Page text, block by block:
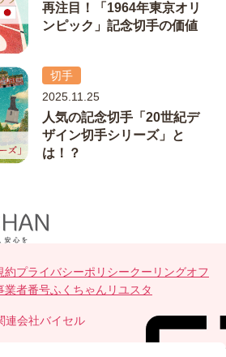
再注目！「1964年東京オリ
ンピック」記念切手の価値
切手
2025.11.25
人気の記念切手「20世紀デ
ザイン切手シリーズ」と
は！？
約プライバシーポリシークーリングオフ
業者番号ふくちゃんリユスタ
連会社バイセル